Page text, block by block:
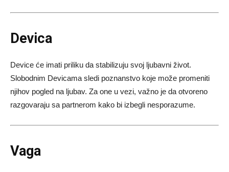
Devica
Device će imati priliku da stabilizuju svoj ljubavni život.
Slobodnim Devicama sledi poznanstvo koje može promeniti
njihov pogled na ljubav. Za one u vezi, važno je da otvoreno
razgovaraju sa partnerom kako bi izbegli nesporazume.
Vaga